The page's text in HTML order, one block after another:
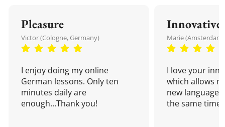
Pleasure
Victor (Cologne, Germany)
I enjoy doing my online
German lessons. Only ten
minutes daily are
enough...Thank you!
Innovative
Marie
I love your
which allows
new language
the same time!